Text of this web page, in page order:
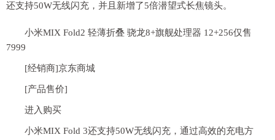
还支持50W无线闪充，并且新增了5倍潜望式长焦镜头。
小米MIX Fold2 轻薄折叠 骁龙8+旗舰处理器 12+256仅售
7999
[经销商]京东商城
[产品售价]
进入购买
小米MIX Fold 3还支持50W无线闪充，通过高效的充电方